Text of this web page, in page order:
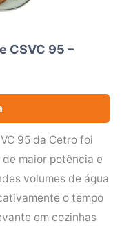
CSVC 95 –
95 da Cetro foi
maior potência e
volumes de água
o tempo
em cozinhas